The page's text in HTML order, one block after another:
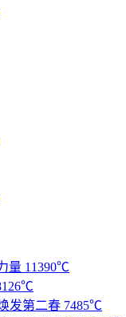
量 11390℃
发第二春 7485℃